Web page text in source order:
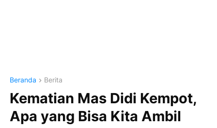
Beranda Berita
Kematian Mas Didi Kempot,
Apa yang Bisa Kita Ambil